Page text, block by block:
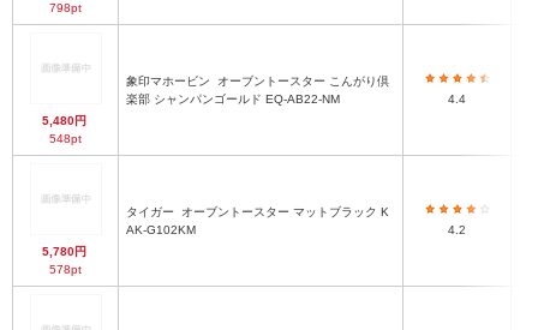
798pt
5,480円
548pt
象印マホービン
楽部 シャンパンゴールド EQ-AB22-NM
4.4
5,780円
578pt
タイガー
AK-G102KM
4.2